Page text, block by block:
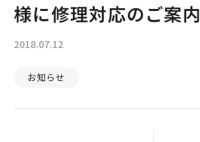
様に修理対応のご案内
2018.07.12
お知らせ